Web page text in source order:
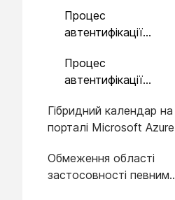
Процес
автентифікації
програми
Процес
автентифікації
користувача
Гібридний календар на
порталі Microsoft Azure
Обмеження області
застосовності певними